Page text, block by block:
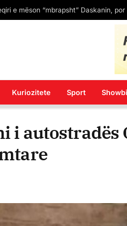
transformuan Tiranën në një qytet
Kuriozitete Sport
i autostradës